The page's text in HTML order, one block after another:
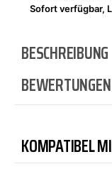
Sofort verfügbar,
BESCHREIBUNG
BEWERTUNGEN
KOMPATIBEL